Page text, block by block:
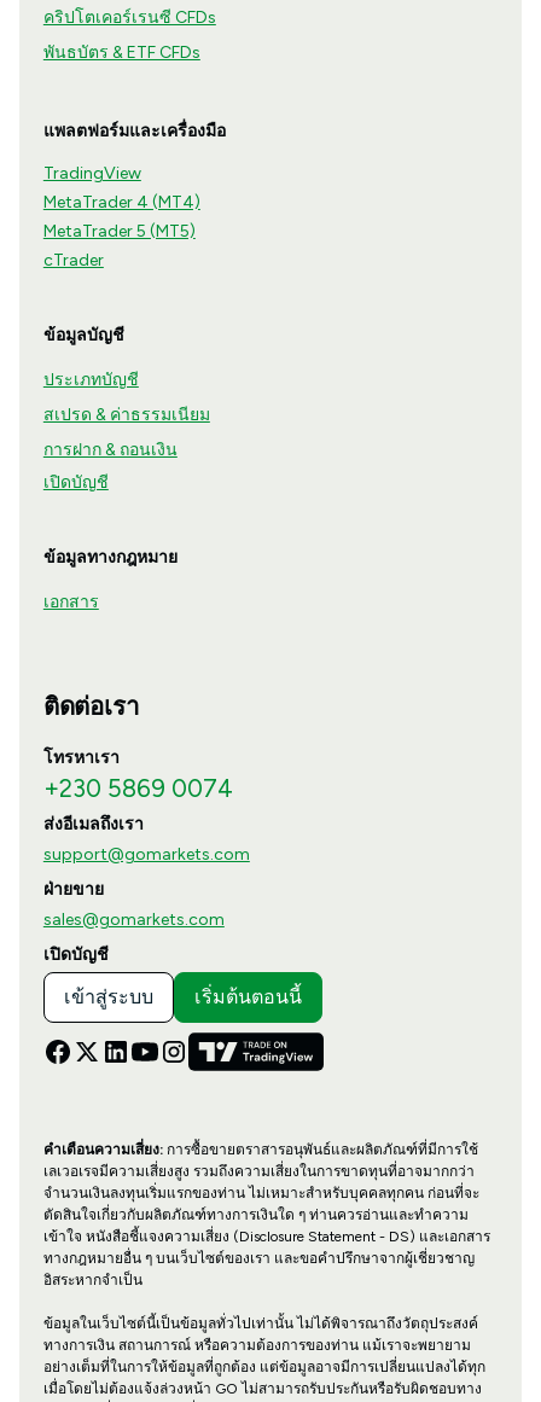
คริปโตเคอร์เรนซี CFDs
พันธบัตร & ETF CFDs
แพลตฟอร์มและเครื่องมือ
TradingView
MetaTrader 4 (MT4)
MetaTrader 5 (MT5)
cTrader
ข้อมูลบัญชี
ประเภทบัญชี
สเปรด & ค่าธรรมเนียม
การฝาก & ถอนเงิน
เปิดบัญชี
ข้อมูลทางกฎหมาย
เอกสาร
ติดต่อเรา
โทรหาเรา
+230 5869 0074
ส่งอีเมลถึงเรา
support@gomarkets.com
ฝ่ายขาย
sales@gomarkets.com
เปิดบัญชี
เข้าสู่ระบบ เริ่มต้นตอนนี้
คำเตือนความเสี่ยง:การซื้อขายตราสารอนุพันธ์และผลิตภัณฑ์ที่มีการใช้
เลเวอเรจมีความเสี่ยงสูง รวมถึงความเสี่ยงในการขาดทุนที่อาจมากกว่า
จำนวนเงินลงทุนเริ่มแรกของท่าน ไม่เหมาะสำหรับบุคคลทุกคน ก่อนที่จะ
ตัดสินใจเกี่ยวกับผลิตภัณฑ์ทางการเงินใด ๆ ท่านควรอ่านและทำความ
เข้าใจ หนังสือชี้แจงความเสี่ยง (Disclosure Statement - DS) และเอกสาร
ทางกฎหมายอื่น ๆ บนเว็บไซต์ของเรา และขอคำปรึกษาจากผู้เชี่ยวชาญ
อิสระหากจำเป็น
ข้อมูลในเว็บไซต์นี้เป็นข้อมูลทั่วไปเท่านั้น ไม่ได้พิจารณาถึงวัตถุประสงค์
ทางการเงิน สถานการณ์ หรือความต้องการของท่าน แม้เราจะพยายาม
อย่างเต็มที่ในการให้ข้อมูลที่ถูกต้อง แต่ข้อมูลอาจมีการเปลี่ยนแปลงได้ทุก
เมื่อโดยไม่ต้องแจ้งล่วงหน้า GO ไม่สามารถรับประกันหรือรับผิดชอบทาง